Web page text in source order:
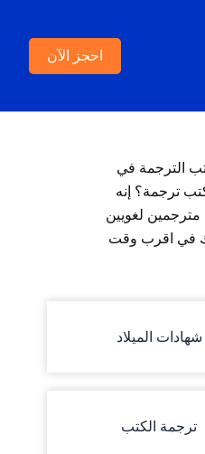
احجز الآن
الترجمة في
ترجمة؟ إنه
مترجمين لغويين
في اقرب وقت
شهادات الميلاد
ترجمة الكتب